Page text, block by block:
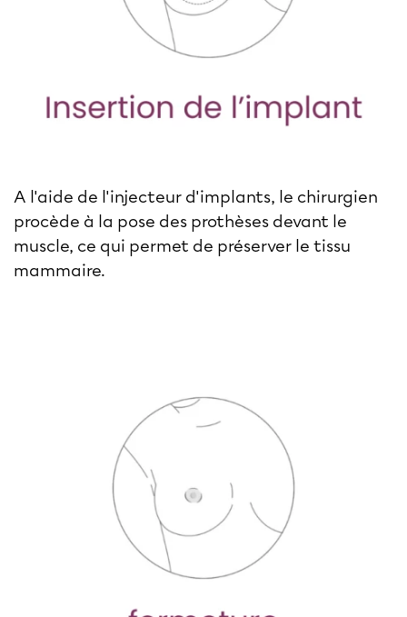
A l'aide de l'injecteur d'implants, le chirurgien
procède à la pose des prothèses devant le
muscle, ce qui permet de préserver le tissu
mammaire.